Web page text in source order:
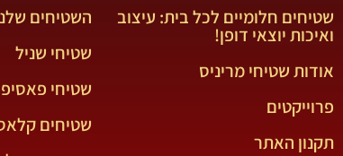
שטיחים חלומיים לכל בית: עיצוב
ואיכות יוצאי דופן!
אודות שטיחי מריניס
פרוייקטים
תקנון האתר
השטיחים
שטיחי שניל
שטיחי
שטיחים